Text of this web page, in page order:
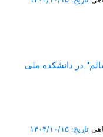
در دانشکده ملی
تاریخ: ۱۴۰۴/۱۰/۱۵